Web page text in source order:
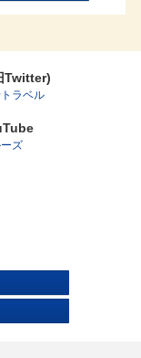
とき、新契約の代
ん。
が条件となりま
様は、お申し込み
となります。
いただけますが、
必要です。
し込み時にお申し
いただく場合があ
を提出いただきま
方や心身に障がい
、聴導犬、介助
し出ください。ま
内および港での乗
ら、いくつかの制
申し込み前に飛鳥
Twitter)
ラベル
ズ